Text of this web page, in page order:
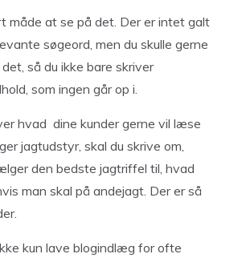
måde at se på det. Der er intet galt
søgeord, men du skulle gerne
så du ikke bare skriver
som ingen går op i.
hvad dine kunder gerne vil læse
jagtudstyr, skal du skrive om,
den bedste jagtriffel til, hvad
man skal på andejagt. Der er så
kun lave blogindlæg for ofte